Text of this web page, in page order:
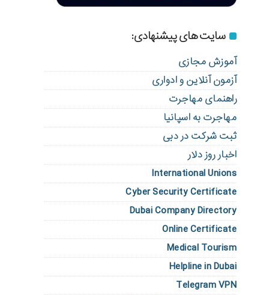
سایت های پیشنهادی:
آموزش مجازی
آزمون آنلاین و ادواری
راهنمای مهاجرت
مهاجرت به اسپانیا
ثبت شرکت در دبی
اخبار روز دلار
International Unions
Cyber Security Certificate
Dubai Company Directory
Online Certificate
Medical Tourism
Helpline in Dubai
Telegram VPN